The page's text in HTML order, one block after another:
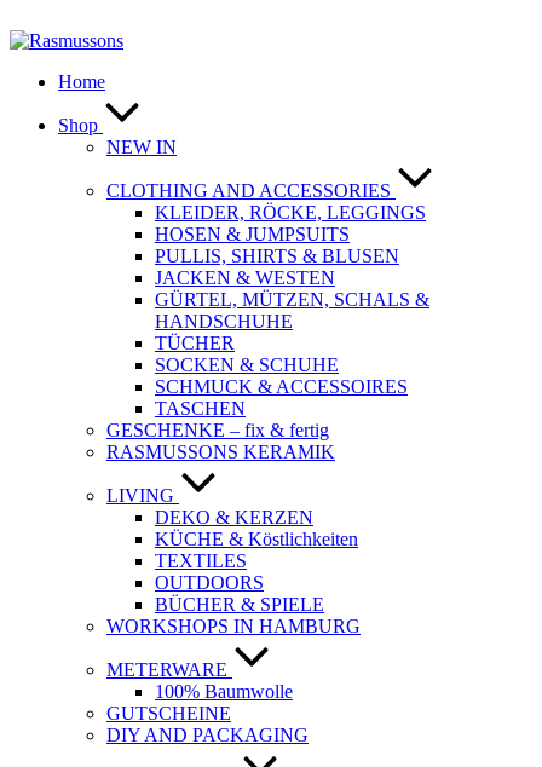
Inhalt
Home
Shop
NEW IN
CLOTHING AND ACCESSORIES
KLEIDER, RÖCKE, LEGGINGS
HOSEN & JUMPSUITS
PULLIS, SHIRTS & BLUSEN
JACKEN & WESTEN
GÜRTEL, MÜTZEN, SCHALS &
HANDSCHUHE
TÜCHER
SOCKEN & SCHUHE
SCHMUCK & ACCESSOIRES
TASCHEN
GESCHENKE – fix & fertig
RASMUSSONS KERAMIK
LIVING
DEKO & KERZEN
KÜCHE & Köstlichkeiten
TEXTILES
OUTDOORS
BÜCHER & SPIELE
WORKSHOPS IN HAMBURG
METERWARE
100% Baumwolle
GUTSCHEINE
DIY AND PACKAGING